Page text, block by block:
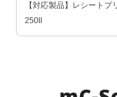
【対応製品】レシートプ
250II